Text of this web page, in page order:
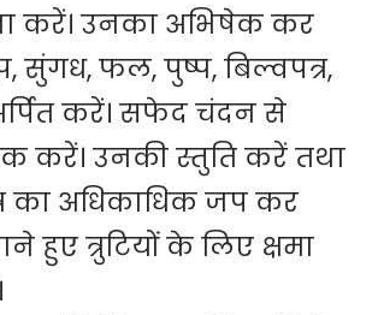
करें। उनका अभिषेक कर
सुंगध, फल, पुष्प, बिल्वपत्र,
करें। सफेद चंदन से
करें। उनकी स्तुति करें तथा
का अधिकाधिक जप कर
हुए त्रुटियों के लिए क्षमा